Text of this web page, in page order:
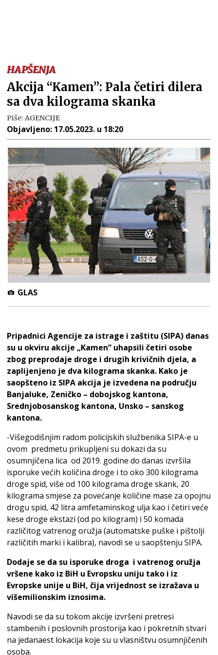
HAPŠENJA
Akcija “Kamen”: Pala četiri dilera
sa dva kilograma skanka
Piše: AGENCIJE
Objavljeno: 17.05.2023. u 18:20
GLAS
Pripadnici Agencije za istrage i zaštitu (SIPA) danas
su u okviru akcije „Kamen” uhapsili četiri osobe
zbog preprodaje droge i drugih krivičnih djela, a
zaplijenjeno je dva kilograma skanka. Kako je
saopšteno iz SIPA akcija je izvedena na području
Banjaluke, Zeničko – dobojskog kantona,
Srednjobosanskog kantona, Unsko – sanskog
kantona.
-Višegodišnjim radom policijskih službenika SIPA-e u
ovom predmetu prikupljeni su dokazi da su
osumnjičena lica od 2019. godine do danas izvršila
isporuke većih količina droge i to oko 300 kilograma
droge spid, više od 100 kilograma droge skank, 20
kilograma smjese za povećanje količine mase za opojnu
drogu spid, 42 litra amfetaminskog ulja kao i četiri veće
kese droge ekstazi (od po kilogram) i 50 komada
različitog vatrenog oružja (automatske puške i pištolji
različitih marki i kalibra), navodi se u saopštenju SIPA.
Dodaje se da su isporuke droga i vatrenog oružja
vršene kako iz BiH u Evropsku uniju tako i iz
Evropske unije u BiH, čija vrijednost se izražava u
višemilionskim iznosima.
Navodi se da su tokom akcije izvršeni pretresi
stambenih i poslovnih prostorija kao i pokretnih stvari
na jedanaest lokacija koje su u vlasništvu osumnjičenih
osoba.